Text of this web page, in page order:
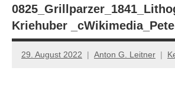
Lyrik,
Essay
Kriehuber
29. August 2022 Anton G. Leitner